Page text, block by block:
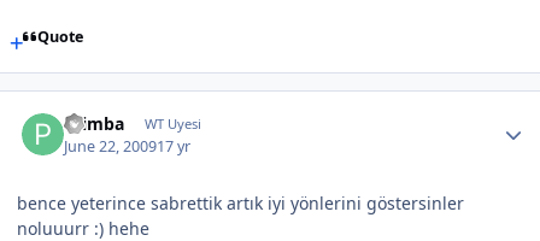
Quote
Primba WT Uyesi
June 22, 200917 yr
bence yeterince sabrettik artık iyi yönlerini göstersinler
noluuurr :) hehe